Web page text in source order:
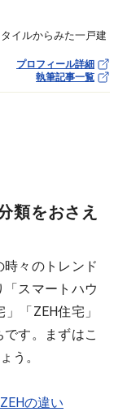
イルからみた一戸建
プロフィール詳細
執筆記事一覧
類をおさえ
々のトレンド
スマートハウ
「ZEH住宅」
す。まずはこ
う。
の違い